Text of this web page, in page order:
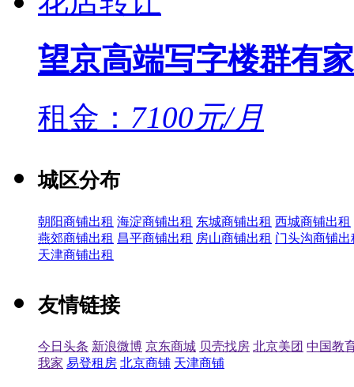
望京高端写字楼群有
租金： 7100元/月
城区分布
朝阳商铺出租 海淀商铺出租 东城商铺出租 西城商铺出租
燕郊商铺出租 昌平商铺出租 房山商铺出租 门头沟商铺出
天津商铺出租
友情链接
今日头条 新浪微博 京东商城 贝壳找房 北京美团 中国教
我家 易登租房 北京商铺 天津商铺